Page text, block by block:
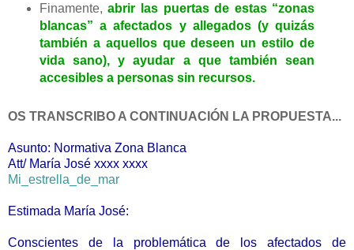
Finamente,abrir las puertas de estas “zonas
blancas” a afectados y allegados (y quizás
también a aquellos que deseen un estilo de
vida sano), y ayudar a que también sean
accesibles a personas sin recursos.
OS TRANSCRIBO A CONTINUACIÓN LA PROPUESTA...
Asunto: Normativa Zona Blanca
Att/ María José xxxx xxxx
Mi_estrella_de_mar
Estimada María José:
Conscientes de la problemática de los afectados de